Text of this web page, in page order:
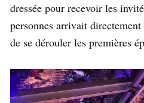
dressée pour recevoir les
personnes arrivait
de se dérouler les premières